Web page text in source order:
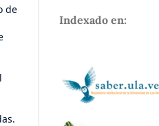
de
Indexado en: